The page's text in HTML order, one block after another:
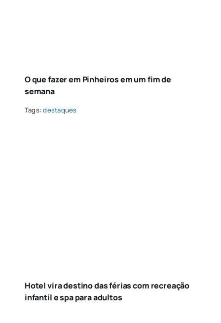
O que fazer em Pinheiros em um fim de
semana
Tags:destaques
Hotel vira destino das férias com recreação
infantil e spa para adultos